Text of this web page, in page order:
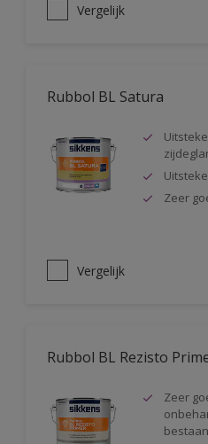
Vergelijk
Rubbol BL Satura
Zeer
Vergelijk
Rubbol BL Rezisto
Zeer